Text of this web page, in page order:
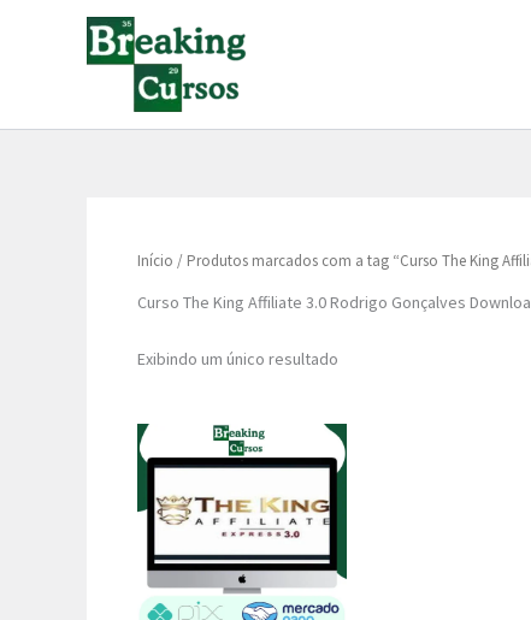
Início / Produtos marcados com a tag “Curso The King
Curso The King Affiliate 3.0 Rodrigo Gonçalves
Exibindo um único resultado